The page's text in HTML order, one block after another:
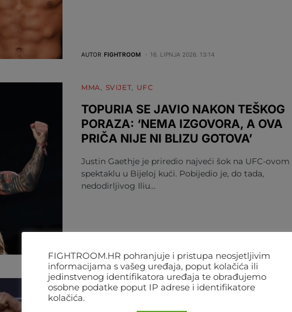
AUTOR FIGHTROOM 16. LIPNJA 2026. 13:14
MMA SVIJET UFC
TOPURIA SE JAVIO NAKON TEŠKOG
PORAZA: ‘NEMA IZGOVORA, A OVA
PRIČA NIJE NI BLIZU GOTOVA’
Justin Gaethje je priredio najveći šok na UFC-ovom
spektaklu u Bijeloj kući. Pobijedio je, do tada,
nedodirljivog Iliu…
MMA SVIJET UFC
GAETHJE JE NOVI PRVAK LAKE
FIGHTROOM.HR pohranjuje i pristupa neosjetljivim
informacijama s vašeg uređaja, poput kolačića ili
jedinstvenog identifikatora uređaja te obrađujemo
osobne podatke poput IP adrese i identifikatore
kolačića.